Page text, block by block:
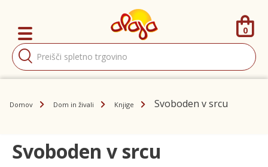
Products
search
0
Domov Dom in živali Knjige Svoboden v srcu
Svoboden v srcu